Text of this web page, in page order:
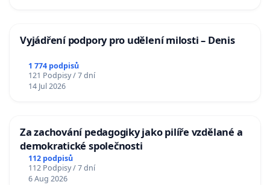
Vyjádření podpory pro udělení milosti – Denis
1 774 podpisů
121 Podpisy / 7 dní
14 Jul 2026
Za zachování pedagogiky jako pilíře vzdělané a
demokratické společnosti
112 podpisů
112 Podpisy / 7 dní
6 Aug 2026